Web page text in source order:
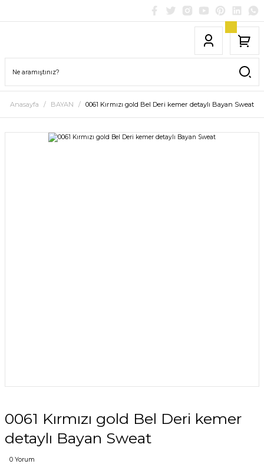
Anasayfa BAYAN 0061 Kırmızı gold Bel Deri kemer detaylı Bayan Sweat
0061 Kırmızı gold Bel Deri kemer
detaylı Bayan Sweat
0 Yorum